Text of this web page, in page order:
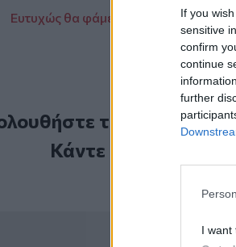
If you
sensitive
confirm
continue
further
I want
Ευτυχώς θα φάμε ντόπιο αρνάκι το
το Cretalive
Κάντε εγγραφή στο